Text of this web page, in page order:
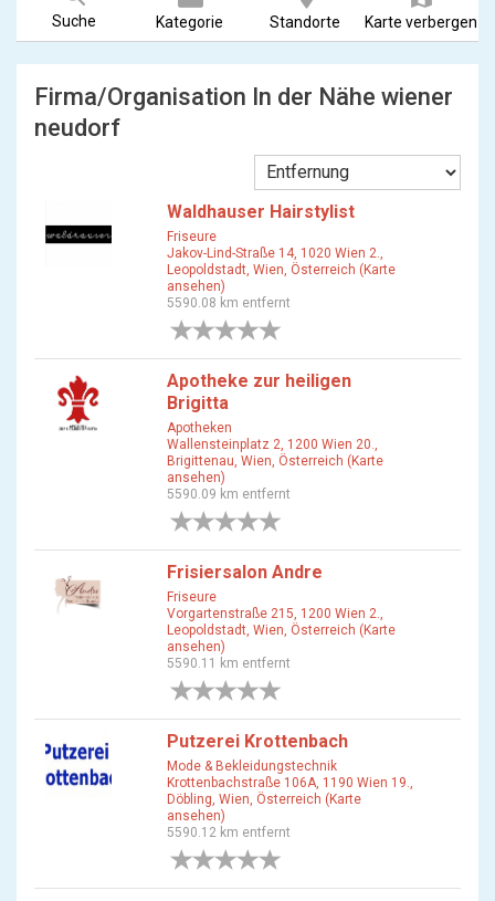
Suche Kategorie Standorte Karte verbergen
Firma/Organisation In der Nähe wiener
neudorf
Waldhauser Hairstylist
Friseure
Jakov-Lind-Straße 14, 1020 Wien 2.,
Leopoldstadt, Wien, Österreich (Karte
ansehen)
5590.08 km entfernt
Apotheke zur heiligen
Brigitta
Apotheken
Wallensteinplatz 2, 1200 Wien 20.,
Brigittenau, Wien, Österreich (Karte
ansehen)
5590.09 km entfernt
Frisiersalon Andre
Friseure
Vorgartenstraße 215, 1200 Wien 2.,
Leopoldstadt, Wien, Österreich (Karte
ansehen)
5590.11 km entfernt
Putzerei Krottenbach
Mode & Bekleidungstechnik
Krottenbachstraße 106A, 1190 Wien 19.,
Döbling, Wien, Österreich (Karte
ansehen)
5590.12 km entfernt